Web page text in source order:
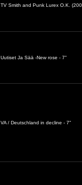
TV Smith and Punk Lurex O.K.
Uutiset Ja Sää -New rose - 7"
VA / Deutschland in decline - 7"